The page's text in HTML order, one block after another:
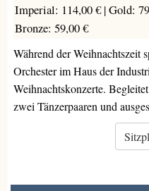
Imperial: 114,00 € |Gold:
Bronze: 59,00 €
Während der Weihnachtszeit
Orchester im Haus der
Weihnachtskonzerte.
zwei Tänzerpaaren und